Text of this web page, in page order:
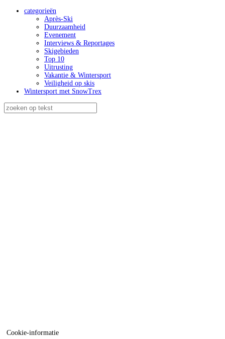
Cookie-informatie
categorieën
Après-Ski
Duurzaamheid
Evenement
Interviews & Reportages
Skigebieden
Top 10
Uitrusting
Vakantie & Wintersport
Veiligheid op skis
Wintersport met SnowTrex